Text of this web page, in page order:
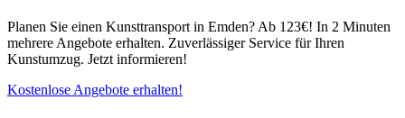
Planen Sie einen Kunsttransport in Emden? Ab 123€! In 2 Minuten
mehrere Angebote erhalten. Zuverlässiger Service für Ihren
Kunstumzug. Jetzt informieren!
Kostenlose Angebote erhalten!